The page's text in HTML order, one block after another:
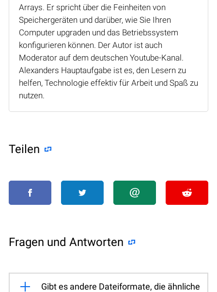
Arrays. Er spricht über die Feinheiten von
Speichergeräten und darüber, wie Sie Ihren
Computer upgraden und das Betriebssystem
konfigurieren können. Der Autor ist auch
Moderator auf dem deutschen Youtube-Kanal.
Alexanders Hauptaufgabe ist es, den Lesern zu
helfen, Technologie effektiv für Arbeit und Spaß zu
nutzen.
Teilen
Fragen und Antworten
Gibt es andere Dateiformate, die ähnliche